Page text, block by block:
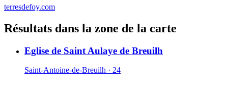
terresdefoy.com
Résultats dans la zone de la carte
Eglise de Saint Aulaye de Breuilh
Saint-Antoine-de-Breuilh · 24